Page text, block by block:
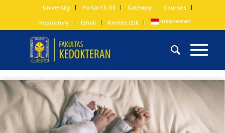
University Portal FK UII Gateway
Courses
Repository
Email Komite Etik Indonesian